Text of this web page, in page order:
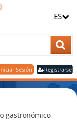
Iniciar Sesión Registrarse
ES
gastronómico